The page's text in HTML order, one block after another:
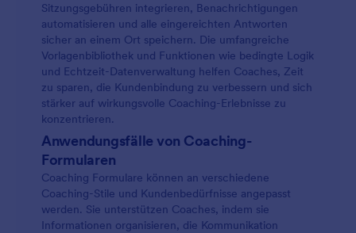
Sitzungsgebühren integrieren, Benachrichtigungen
automatisieren und alle eingereichten Antworten
sicher an einem Ort speichern. Die umfangreiche
Vorlagenbibliothek und Funktionen wie bedingte Logik
und Echtzeit-Datenverwaltung helfen Coaches, Zeit
zu sparen, die Kundenbindung zu verbessern und sich
stärker auf wirkungsvolle Coaching-Erlebnisse zu
konzentrieren.
Anwendungsfälle von Coaching-
Formularen
Coaching Formulare können an verschiedene
Coaching-Stile und Kundenbedürfnisse angepasst
werden. Sie unterstützen Coaches, indem sie
Informationen organisieren, die Kommunikation